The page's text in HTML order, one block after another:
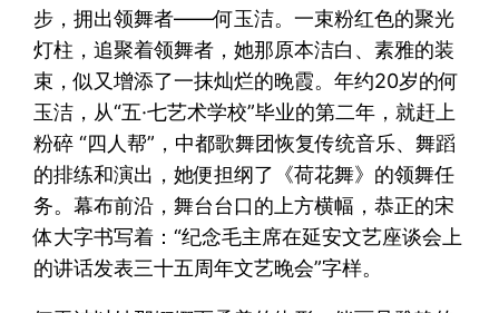
步，拥出领舞者——何玉洁。一束粉红色的聚光
灯柱，追聚着领舞者，她那原本洁白、素雅的装
束，似又增添了一抹灿烂的晚霞。年约20岁的何
玉洁，从“五·七艺术学校”毕业的第二年，就赶上
粉碎 “四人帮”，中都歌舞团恢复传统音乐、舞蹈
的排练和演出，她便担纲了《荷花舞》的领舞任
务。幕布前沿，舞台台口的上方横幅，恭正的宋
体大字书写着：“纪念毛主席在延安文艺座谈会上
的讲话发表三十五周年文艺晚会”字样。